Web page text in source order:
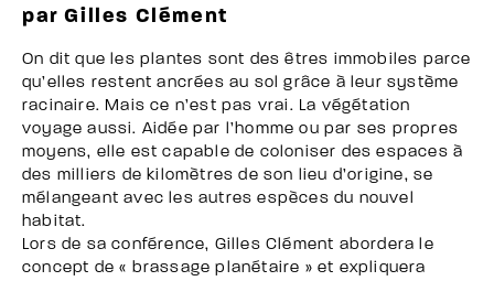
par Gilles Clément
On dit que les plantes sont des êtres immobiles parce
qu’elles restent ancrées au sol grâce à leur système
racinaire. Mais ce n’est pas vrai. La végétation
voyage aussi. Aidée par l’homme ou par ses propres
moyens, elle est capable de coloniser des espaces à
des milliers de kilomètres de son lieu d’origine, se
mélangeant avec les autres espèces du nouvel
habitat.
Lors de sa conférence, Gilles Clément abordera le
concept de « brassage planétaire » et expliquera